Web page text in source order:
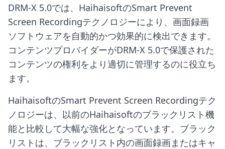
DRM-X 5.0では、HaihaisoftのSmart Prevent
Screen Recordingテクノロジーにより、画面録画
ソフトウェアを自動的かつ効果的に検出できます。
コンテンツプロバイダーがDRM-X 5.0で保護された
コンテンツの権利をより適切に管理するのに役立ち
ます。
HaihaisoftのSmart Prevent Screen Recordingテク
ノロジーは、以前のHaihaisoftのブラックリスト機
能と比較して大幅な強化となっています。ブラック
リストは、ブラックリスト内の画面録画またはキャ